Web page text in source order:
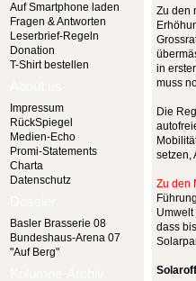
Auf Smartphone laden
Fragen & Antworten
Leserbrief-Regeln
Donation
T-Shirt bestellen
Impressum
RückSpiegel
Medien-Echo
Promi-Statements
Charta
Datenschutz
Basler Brasserie 08
Bundeshaus-Arena 07
"Auf Berg"
Zu den
in
muss
Die
setzen,
Zu den
dass